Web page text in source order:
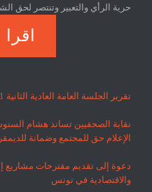
حرية الرأي والتعبير وتنتصر لحق
تقرير الجلسة العامة العادية الثانية 31 جويلية 2026
نقابة الصحفيين تساند هشام
الإعلام حق للمجتمع وضمانة
دعوة إلى تقديم مقترحات مشاريع
والاقتصادية في تونس